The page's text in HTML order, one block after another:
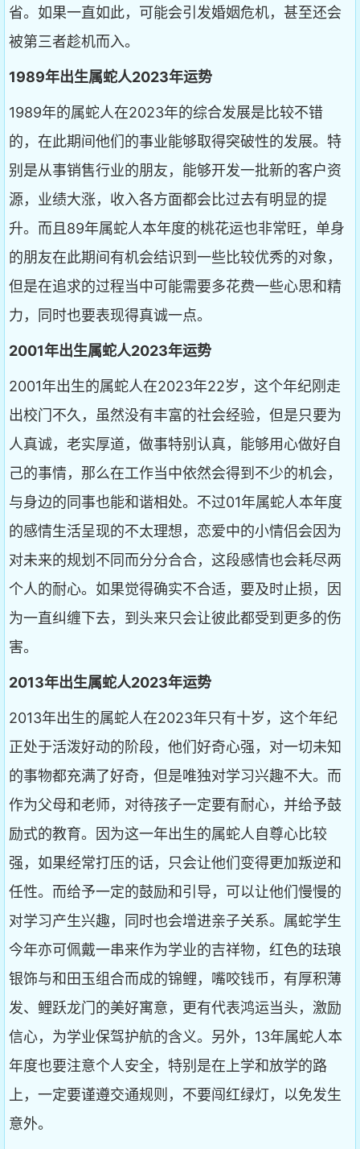
省。如果一直如此，可能会引发婚姻危机，甚至还会
被第三者趁机而入。
1989年出生属蛇人2023年运势
1989年的属蛇人在2023年的综合发展是比较不错
的，在此期间他们的事业能够取得突破性的发展。特
别是从事销售行业的朋友，能够开发一批新的客户资
源，业绩大涨，收入各方面都会比过去有明显的提
升。而且89年属蛇人本年度的桃花运也非常旺，单身
的朋友在此期间有机会结识到一些比较优秀的对象，
但是在追求的过程当中可能需要多花费一些心思和精
力，同时也要表现得真诚一点。
2001年出生属蛇人2023年运势
2001年出生的属蛇人在2023年22岁，这个年纪刚走
出校门不久，虽然没有丰富的社会经验，但是只要为
人真诚，老实厚道，做事特别认真，能够用心做好自
己的事情，那么在工作当中依然会得到不少的机会，
与身边的同事也能和谐相处。不过01年属蛇人本年度
的感情生活呈现的不太理想，恋爱中的小情侣会因为
对未来的规划不同而分分合合，这段感情也会耗尽两
个人的耐心。如果觉得确实不合适，要及时止损，因
为一直纠缠下去，到头来只会让彼此都受到更多的伤
害。
2013年出生属蛇人2023年运势
2013年出生的属蛇人在2023年只有十岁，这个年纪
正处于活泼好动的阶段，他们好奇心强，对一切未知
的事物都充满了好奇，但是唯独对学习兴趣不大。而
作为父母和老师，对待孩子一定要有耐心，并给予鼓
励式的教育。因为这一年出生的属蛇人自尊心比较
强，如果经常打压的话，只会让他们变得更加叛逆和
任性。而给予一定的鼓励和引导，可以让他们慢慢的
对学习产生兴趣，同时也会增进亲子关系。属蛇学生
今年亦可佩戴一串来作为学业的吉祥物，红色的珐琅
银饰与和田玉组合而成的锦鲤，嘴咬钱币，有厚积薄
发、鲤跃龙门的美好寓意，更有代表鸿运当头，激励
信心，为学业保驾护航的含义。另外，13年属蛇人本
年度也要注意个人安全，特别是在上学和放学的路
上，一定要谨遵交通规则，不要闯红绿灯，以免发生
意外。